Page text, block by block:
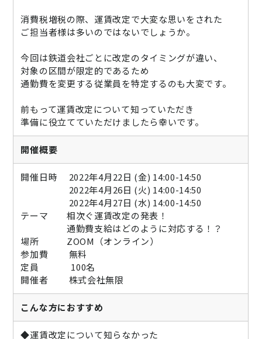
導入効果シミュレーション
お問い合わせ 料金・概要資料をDL
消費税増税の際、運賃改定で大変な思いをされた
ご担当者様は多いのではないでしょうか。
今回は鉄道会社ごとに改定のタイミングが違い、
対象の区間が限定的であるため
通勤費を変更する従業員を特定するのも大変です。
前もって運賃改定について知っていただき
準備に役立てていただけましたら幸いです。
開催概要
開催日時 2022年4月22日 (金) 14:00-14:50
2022年4月26日 (火) 14:00-14:50
2022年4月27日 (水) 14:00-14:50
テーマ 相次ぐ運賃改定の発表！
通勤費支給はどのように対応する！？
場所 ZOOM（オンライン）
参加費 無料
定員 100名
開催者 株式会社無限
こんな方におすすめ
◆運賃改定について知らなかった